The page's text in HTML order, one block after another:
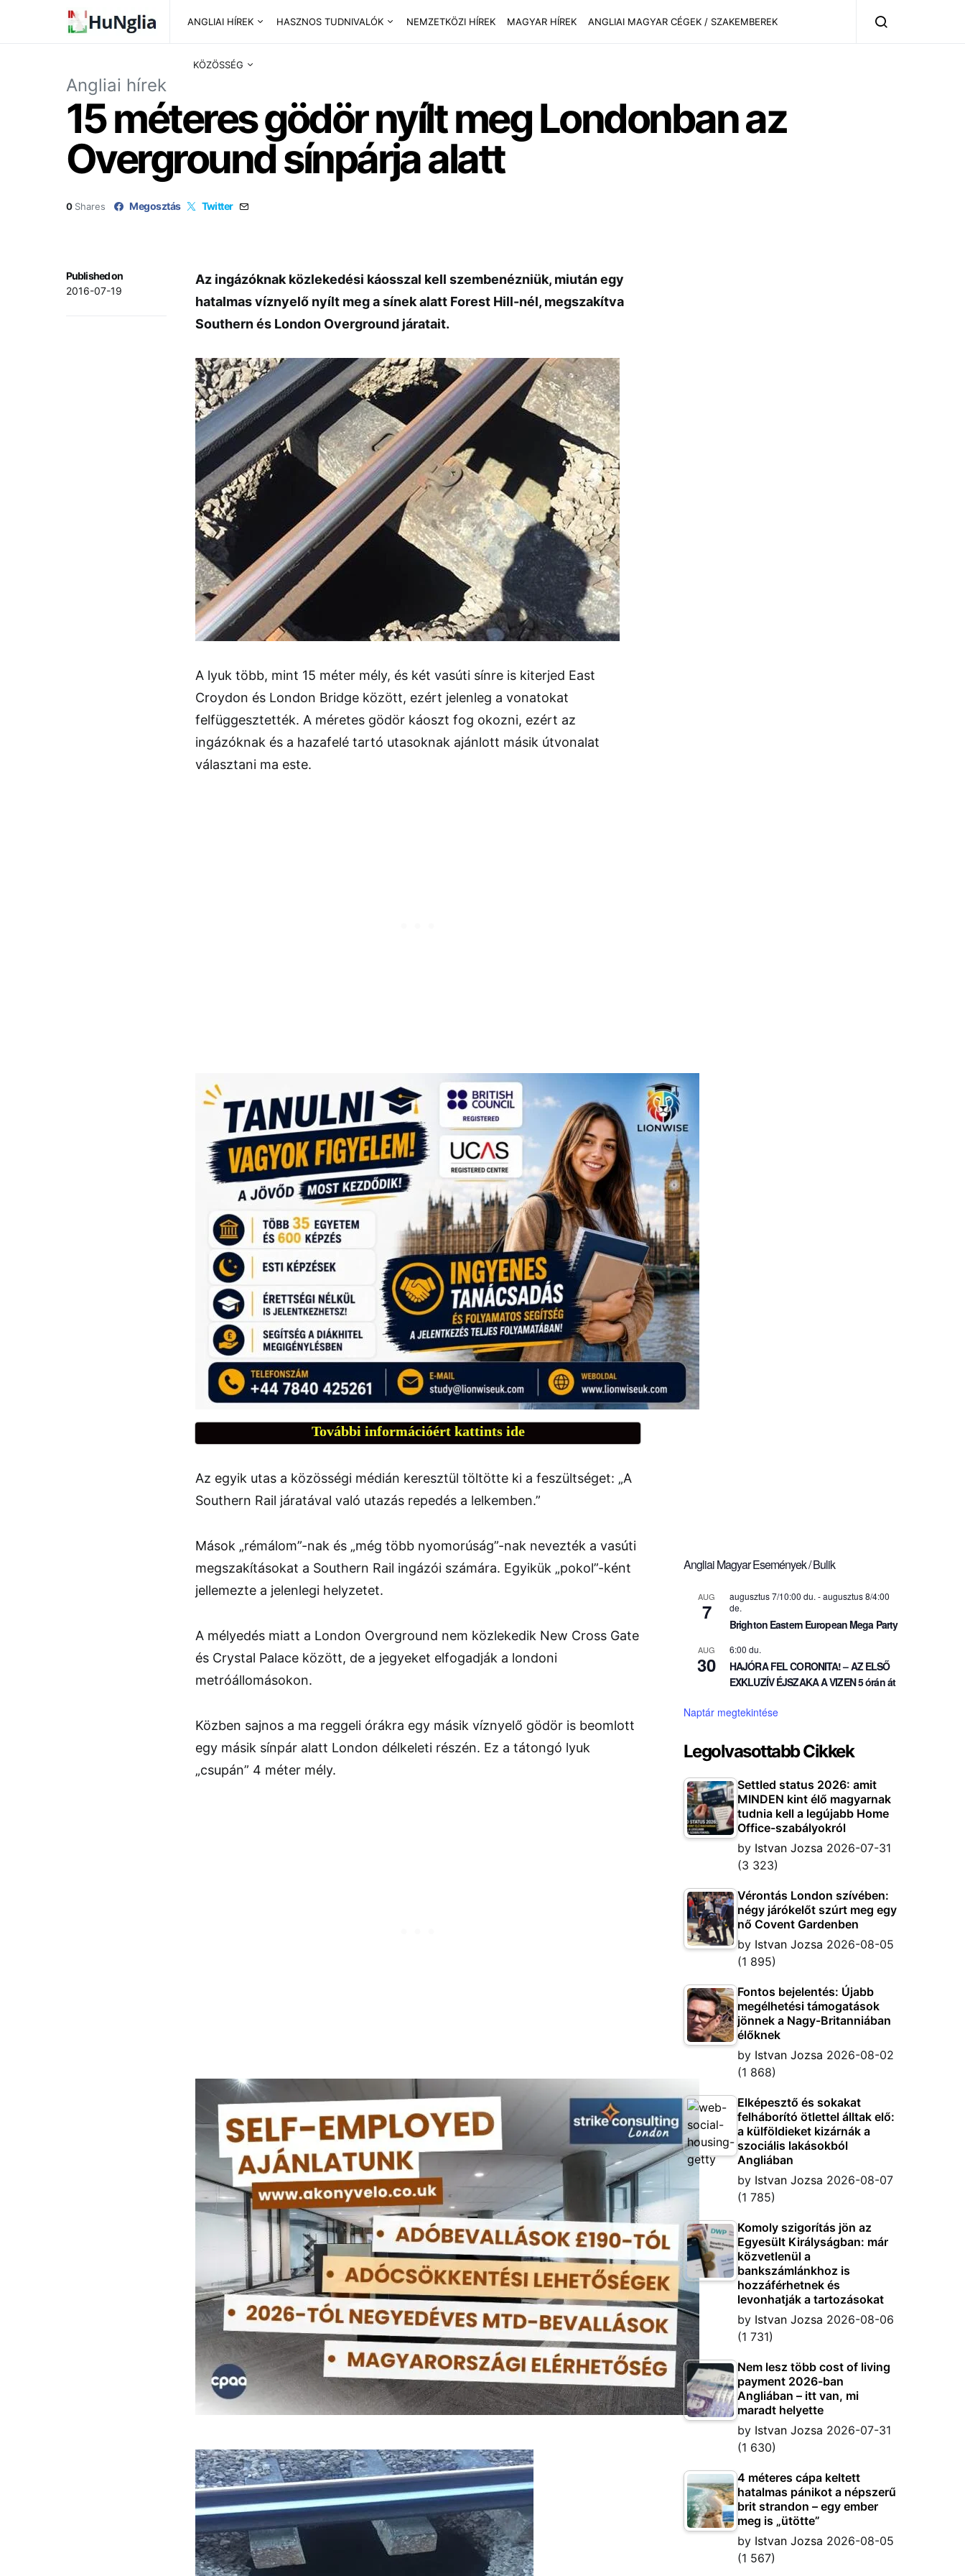
ANGLIAI HÍREK HASZNOS TUDNIVALÓK NEMZETKÖZI HÍREK MAGYAR HÍREK ANGLIAI MAGYAR CÉGEK / SZAKEMBEREK
KÖZÖSSÉG
Angliai hírek
15 méteres gödör nyílt meg Londonban az
Overground sínpárja alatt
0 Shares Megosztás Twitter
Published on
2016-07-19
Az ingázóknak közlekedési káosszal kell szembenézniük, miután egy
hatalmas víznyelő nyílt meg a sínek alatt Forest Hill-nél, megszakítva
Southern és London Overground járatait.
A lyuk több, mint 15 méter mély, és két vasúti sínre is kiterjed East
Croydon és London Bridge között, ezért jelenleg a vonatokat
felfüggesztették. A méretes gödör káoszt fog okozni, ezért az
ingázóknak és a hazafelé tartó utasoknak ajánlott másik útvonalat
választani ma este.
További információért kattints ide
Az egyik utas a közösségi médián keresztül töltötte ki a feszültséget: „A
Southern Rail járatával való utazás repedés a lelkemben.”
Mások „rémálom”-nak és „még több nyomorúság”-nak nevezték a vasúti
megszakításokat a Southern Rail ingázói számára. Egyikük „pokol”-ként
jellemezte a jelenlegi helyzetet.
A mélyedés miatt a London Overground nem közlekedik New Cross Gate
és Crystal Palace között, de a jegyeket elfogadják a londoni
metróállomásokon.
Közben sajnos a ma reggeli órákra egy másik víznyelő gödör is beomlott
egy másik sínpár alatt London délkeleti részén. Ez a tátongó lyuk
„csupán” 4 méter mély.
Angliai Magyar Események / Bulik
AUG
7
augusztus 7/10:00 du. -augusztus 8/4:00
de.
Brighton Eastern European Mega Party
AUG
30
6:00 du.
HAJÓRA FEL CORONITA! – AZ ELSŐ
EXKLUZÍV ÉJSZAKA A VIZEN 5 órán át
Naptár megtekintése
Legolvasottabb Cikkek
Settled status 2026: amit
MINDEN kint élő magyarnak
tudnia kell a legújabb Home
Office-szabályokról
by Istvan Jozsa 2026-07-31
(3 323)
Vérontás London szívében:
négy járókelőt szúrt meg egy
nő Covent Gardenben
by Istvan Jozsa 2026-08-05
(1 895)
Fontos bejelentés: Újabb
megélhetési támogatások
jönnek a Nagy-Britanniában
élőknek
by Istvan Jozsa 2026-08-02
(1 868)
Elképesztő és sokakat
felháborító ötlettel álltak elő:
a külföldieket kizárnák a
szociális lakásokból
Angliában
by Istvan Jozsa 2026-08-07
(1 785)
Komoly szigorítás jön az
Egyesült Királyságban: már
közvetlenül a
bankszámlánkhoz is
hozzáférhetnek és
levonhatják a tartozásokat
by Istvan Jozsa 2026-08-06
(1 731)
Nem lesz több cost of living
payment 2026-ban
Angliában – itt van, mi
maradt helyette
by Istvan Jozsa 2026-07-31
(1 630)
4 méteres cápa keltett
hatalmas pánikot a népszerű
brit strandon – egy ember
meg is „ütötte”
by Istvan Jozsa 2026-08-05
(1 567)